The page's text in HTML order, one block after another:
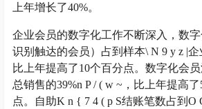
上年增长了40%。
企业会员的数字化工作不断深入，数
识别触达的会员）占到样本\ N 9 y z |企
比上年提高了10个百分点。数字化会
总销售的39%n P / ( w ~ ，比上年提高了
点。自助K n { 7 4 ( p S结账笔数占到 O